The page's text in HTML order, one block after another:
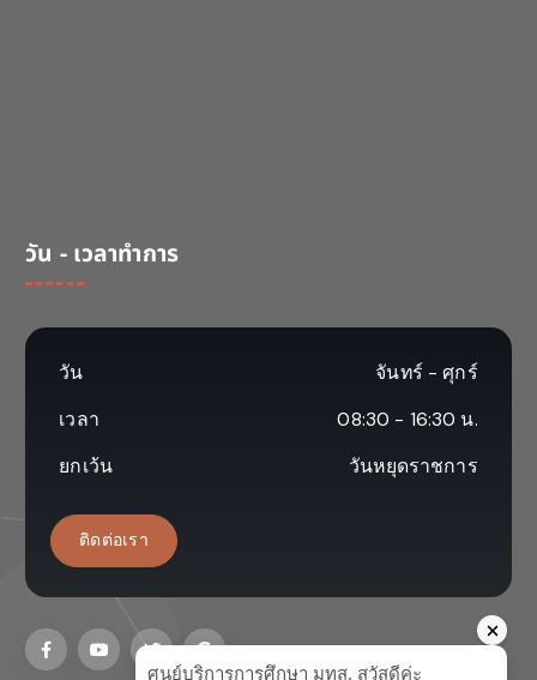
วัน - เวลาทำการ
วัน
จันทร์ - ศุกร์
เวลา
08:30 - 16:30 น.
ยกเว้น
วันหยุดราชการ
ติดต่อเรา